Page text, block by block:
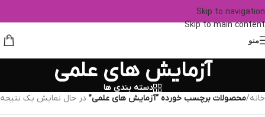
Skip to navigation
Skip to main content
منو
آزمایش های علمی
دسته بندی ها
خانه/محصولات برچسب خورده “آزمایش های علمی” در حال نمایش یک نتیجه